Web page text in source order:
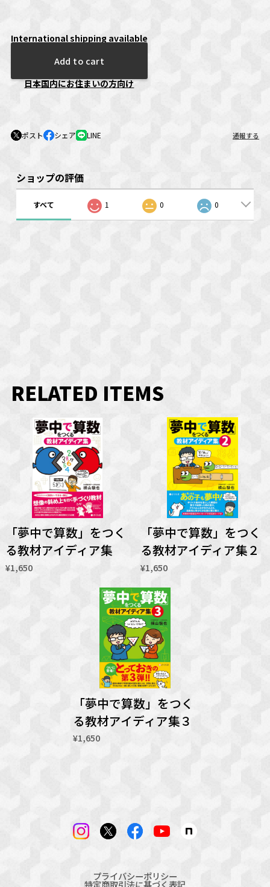
International shipping available
Add to cart
日本国内にお住まいの方向け
ポスト シェア LINE 通報する
ショップの評価
すべて 1 0 0
RELATED ITEMS
「夢中で算数」をつく
る教材アイディア集
¥1,650
「夢中で算数」をつく
る教材アイディア集２
¥1,650
「夢中で算数」をつく
る教材アイディア集３
¥1,650
プライバシーポリシー
特定商取引法に基づく表記